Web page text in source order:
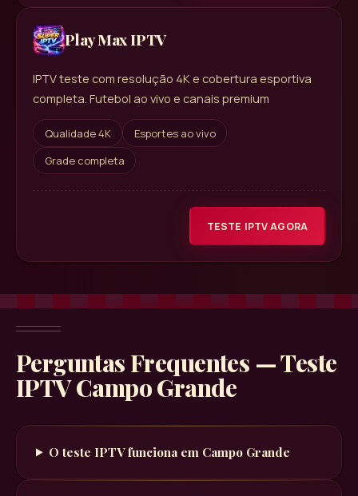
Play Max IPTV
IPTV teste com resolução 4K e cobertura esportiva
completa. Futebol ao vivo e canais premium
Qualidade 4K
Esportes ao vivo
Grade completa
TESTE IPTV AGORA
Perguntas Frequentes — Teste
IPTVCampo Grande
O teste IPTV funciona em Campo Grande